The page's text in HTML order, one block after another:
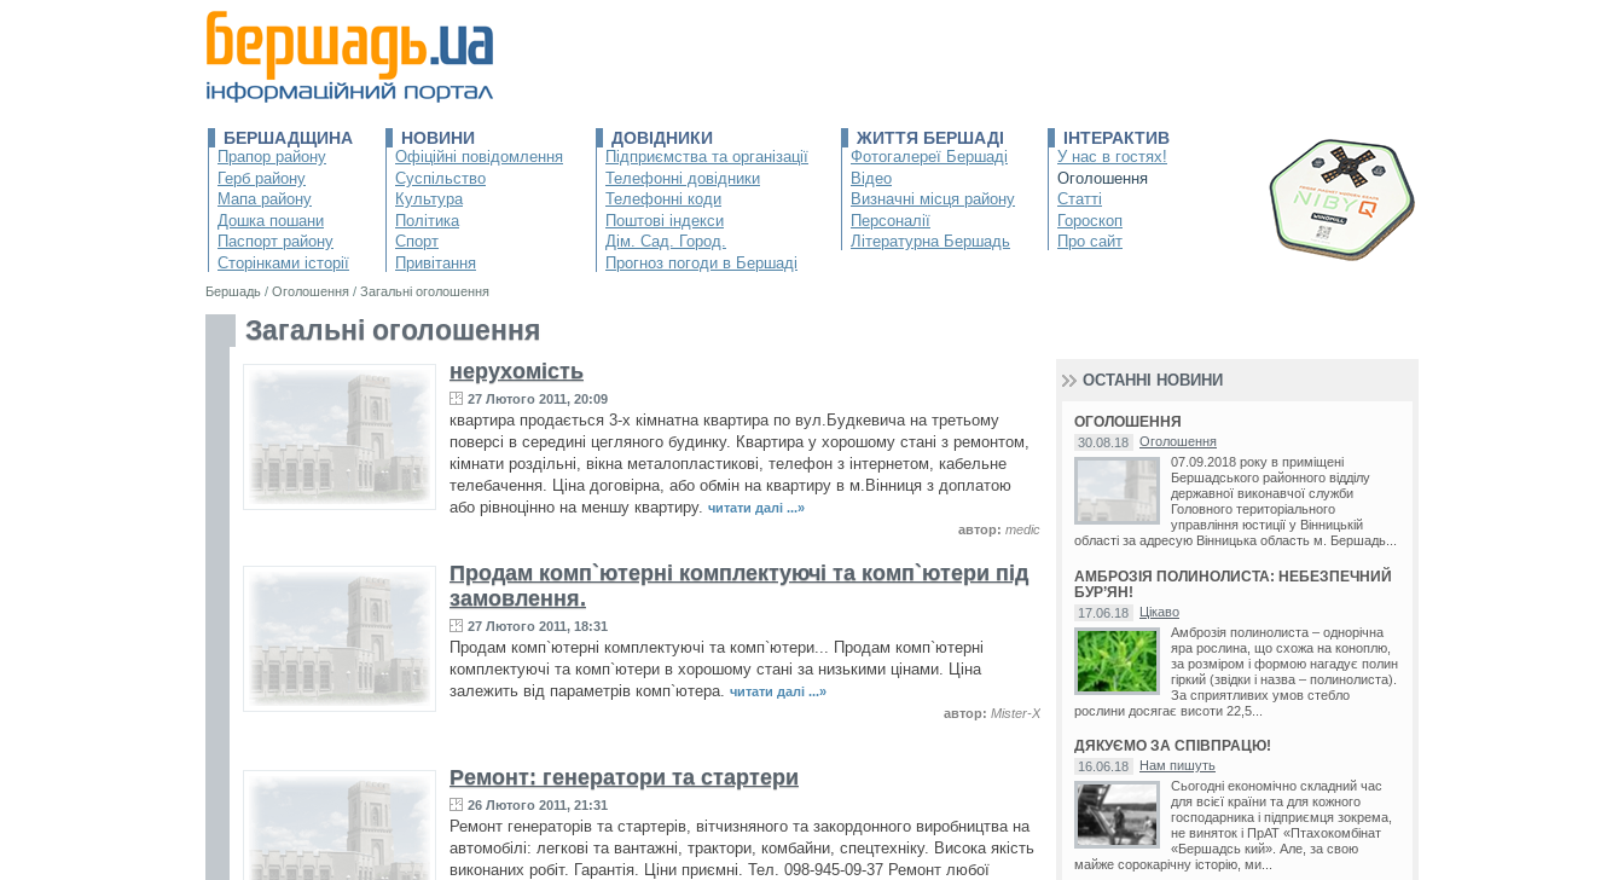
БЕРШАДЩИНА
Прапор району
Герб району
Мапа району
Дошка пошани
Паспорт району
Сторінками історії
НОВИНИ
Офіційні повідомлення
Суспільство
Культура
Політика
Спорт
Привітання
ДОВІДНИКИ
Підприємства та організації
Телефонні довідники
Телефонні коди
Поштові індекси
Дім. Сад. Город.
Прогноз погоди в Бершаді
ЖИТТЯ БЕРШАДІ
Фотогалереї Бершаді
Відео
Визначні місця району
Персоналії
Літературна Бершадь
ІНТЕРАКТИВ
У нас в гостях!
Оголошення
Статті
Гороскоп
Про сайт
Бершадь / Оголошення / Загальні оголошення
Загальні оголошення
нерухомість
27 Лютого 2011, 20:09
квартира продається 3-х кімнатна квартира по вул.Будкевича на третьому
поверсі в середині цегляного будинку. Квартира у хорошому стані з ремонтом,
кімнати роздільні, вікна металопластикові, телефон з інтернетом, кабельне
телебачення. Ціна договірна, або обмін на квартиру в м.Вінниця з доплатою
або рівноцінно на меншу квартиру. читати далі ...»
автор: medic
Продам комп`ютерні комплектуючі та комп`ютери під
замовлення.
27 Лютого 2011, 18:31
Продам комп`ютерні комплектуючі та комп`ютери... Продам комп`ютерні
комплектуючі та комп`ютери в хорошому стані за низькими цінами. Ціна
залежить від параметрів комп`ютера. читати далі ...»
автор: Mister-X
Ремонт: генератори та стартери
26 Лютого 2011, 21:31
Ремонт генераторів та стартерів, вітчизняного та закордонного виробництва на
автомобілі: легкові та вантажні, трактори, комбайни, спецтехніку. Висока якість
виконаних робіт. Гарантія. Ціни приємні. Тел. 098-945-09-37 Ремонт любої
ОСТАННІ НОВИНИ
ОГОЛОШЕННЯ
30.08.18
Оголошення
07.09.2018 року в приміщені
Бершадського районного відділу
державної виконавчої служби
Головного територіального
управління юстиції у Вінницькій
області за адресую Вінницька область м. Бершадь...
АМБРОЗІЯ ПОЛИНОЛИСТА: НЕБЕЗПЕЧНИЙ
БУР’ЯН!
17.06.18
Цікаво
Амброзія полинолиста – однорічна
яра рослина, що схожа на коноплю,
за розміром і формою нагадує полин
гіркий (звідки і назва – полинолиста).
За сприятливих умов стебло
рослини досягає висоти 22,5...
ДЯКУЄМО ЗА СПІВПРАЦЮ!
16.06.18
Нам пишуть
Сьогодні економічно складний час
для всієї країни та для кожного
господарника і підприємця зокрема,
не виняток і ПрАТ «Птахокомбінат
«Бершадсь кий». Але, за свою
майже сорокарічну історію, ми...